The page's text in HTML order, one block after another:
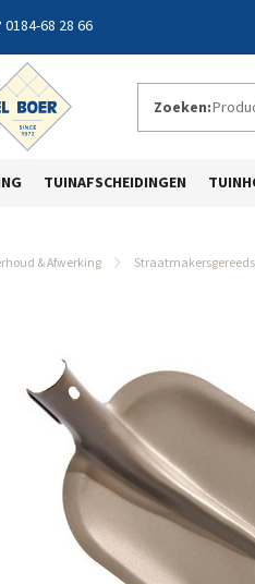
0184-68 28 66
Zoeken:
TUINAFSCHEIDINGEN
& Afwerking